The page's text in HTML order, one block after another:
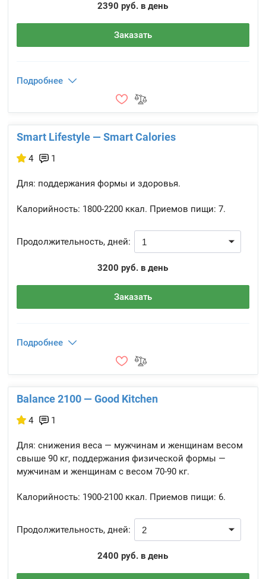
2390 руб. в день
Заказать
Подробнее
Smart Lifestyle — Smart Calories
4 1
Для: поддержания формы и здоровья.
Калорийность: 1800-2200 ккал. Приемов пищи: 7.
Продолжительность, дней:
3200 руб. в день
Заказать
Подробнее
Balance 2100 — Good Kitchen
4 1
Для: снижения веса — мужчинам и женщинам весом
свыше 90 кг, поддержания физической формы —
мужчинам и женщинам с весом 70-90 кг.
Калорийность: 1900-2100 ккал. Приемов пищи: 6.
Продолжительность, дней:
2400 руб. в день